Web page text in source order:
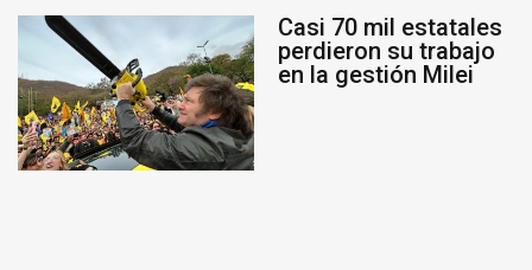
Casi 70 mil estatales
perdieron su trabajo
en la gestión Milei